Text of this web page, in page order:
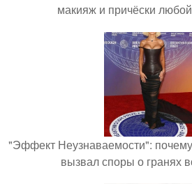
макияж и причёски
"Эффект Неузнаваемости":
вызвал споры о гранях